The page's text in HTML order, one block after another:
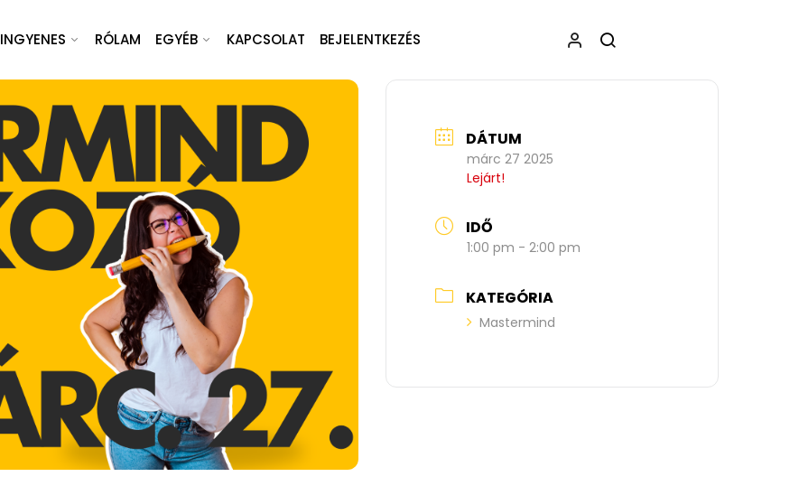
INGYENES RÓLAM EGYÉB KAPCSOLAT BEJELENTKEZÉS
DÁTUM
márc 27 2025
Lejárt!
IDŐ
1:00 pm - 2:00 pm
KATEGÓRIA
Mastermind